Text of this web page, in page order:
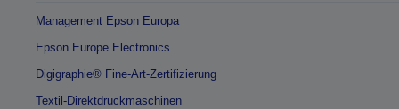
Management Epson Europa
Epson Europe Electronics
Digigraphie® Fine-Art-Zertifizierung
Textil-Direktdruckmaschinen